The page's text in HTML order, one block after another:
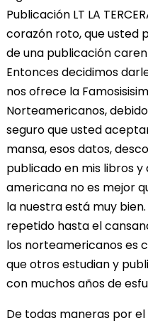
Publicación LT LA
corazón roto, que usted
de una publicación
Entonces decidimos
nos ofrece la
Norteamericanos,
seguro que usted
mansa, esos datos,
publicado en mis libros
americana no es mejor
la nuestra está muy
repetido hasta el
los norteamericanos es
que otros estudian y
con muchos años de
De todas maneras por